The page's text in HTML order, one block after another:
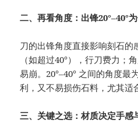
二、再看角度：出锋20°–40°
刀的出锋角度直接影响刻石的
（如超过40°），行刀费力；
易崩。20°–40° 之间的角度最
利，又不易损伤石料，尤其适
三、关键之选：材质决定手感